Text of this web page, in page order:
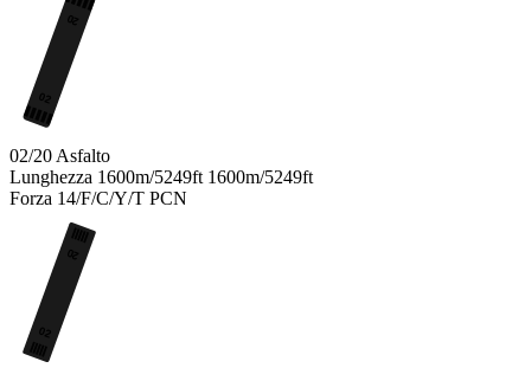
20
02
02/20 Asfalto
Lunghezza 1600m/5249ft 1600m/5249ft
Forza 14/F/C/Y/T PCN
20
02